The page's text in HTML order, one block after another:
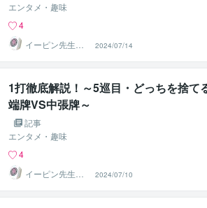
エンタメ・趣味
4
イーピン先生＠
麻雀段位検定保
持者
2024/07/14
1打徹底解説！～5巡目・どっちを捨て
端牌VS中張牌～
記事
エンタメ・趣味
4
イーピン先生＠
麻雀段位検定保
持者
2024/07/10